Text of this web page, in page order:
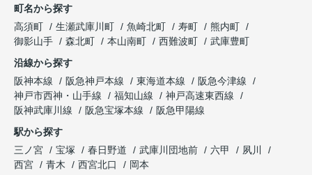
り、住み替えを決断して本当に良かったと思ってい
ます。
長年守ってきた資産を安心して引き継ぐことがで
き、家族全員が納得できる売却となりました。
販売活動では、西宮北口駅へのアクセス、阪急西宮
ガーデンズ、教育施設、商業施設など、このエリア
した。
購入されたご家族は、
と大変喜ばれ、この住まいを選ばれました。
町名から探す
高須町
生瀬武庫川町 魚崎北町 寿町
熊内町
御影山手
森北町 本山南町 西難波町
武庫豊町
沿線から探す
阪神本線
阪急神戸本線 東海道本線
阪急今津線
神戸市西神・山手線
福知山線
神戸高速東西線
阪神武庫川線
阪急宝塚本線
阪急甲陽線
駅から探す
三ノ宮
宝塚 春日野道 武庫川団地前 六甲
夙川
西宮
青木 西宮北口 岡本